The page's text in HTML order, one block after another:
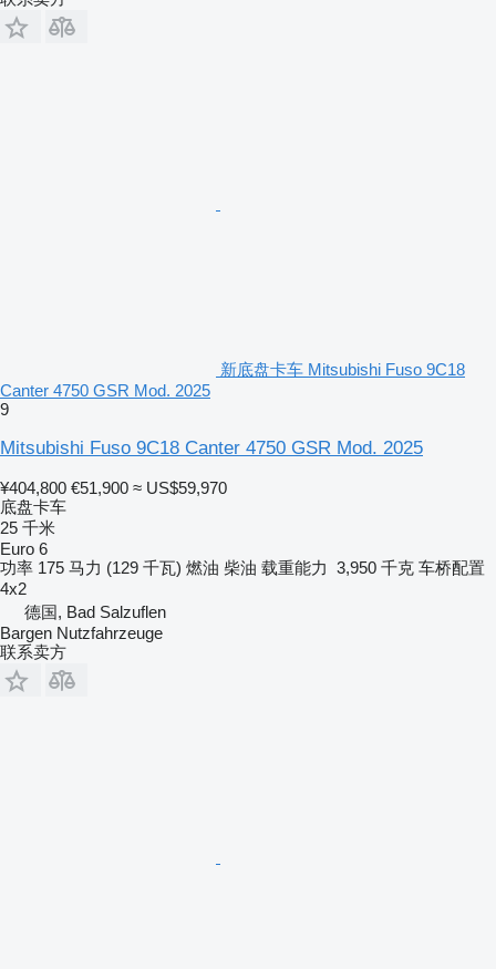
新底盘卡车 Mitsubishi Fuso 9C18
Canter 4750 GSR Mod. 2025
9
Mitsubishi Fuso 9C18 Canter 4750 GSR Mod. 2025
¥404,800 €51,900 ≈ US$59,970
底盘卡车
25 千米
Euro 6
功率 175 马力 (129 千瓦) 燃油 柴油 载重能力 3,950 千克 车桥配置
4x2
德国, Bad Salzuflen
Bargen Nutzfahrzeuge
联系卖方